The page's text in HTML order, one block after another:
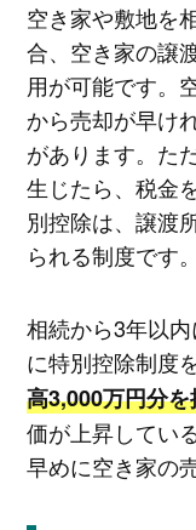
空き家や敷地を
合、空き家の譲
用が可能です。
から売却が早け
があります。た
生じたら、税金
別控除は、譲渡
られる制度です。
相続から3年以
に特別控除制度
高3,000万円分を
価が上昇してい
早めに空き家の